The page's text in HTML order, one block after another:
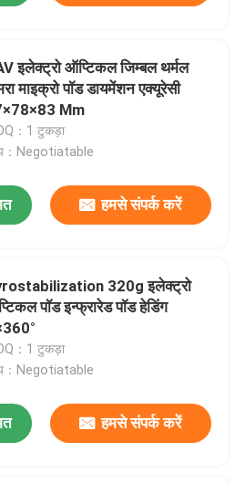
इलेक्ट्रो ऑप्टिकल जिम्बल थर्मल
माइक्रो पॉड डायमेंशन एक्यूरेसी
Mm
：1 टुकड़ा
：Negotiatable
हमसे संपर्क करें
320g इलेक्ट्रो
पॉड इन्फ्रारेड पॉड हेडिंग
：1 टुकड़ा
：Negotiatable
हमसे संपर्क करें